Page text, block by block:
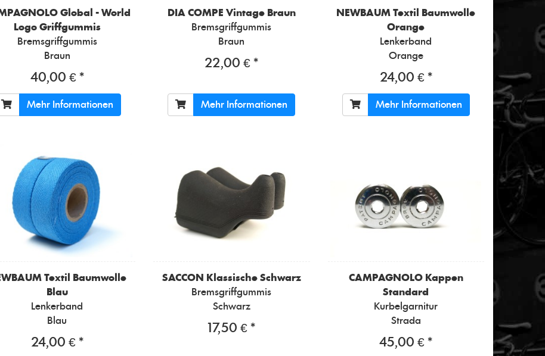
Global - World
Logo Griffgummis
Bremsgriffgummis
Braun
40,00 € *
Mehr Informationen
DIA COMPE Vintage Braun
Bremsgriffgummis
Braun
22,00 € *
Mehr Informationen
NEWBAUM Textil Baumwolle
Orange
Lenkerband
Orange
24,00 € *
Mehr Informationen
Textil Baumwolle
Blau
Lenkerband
Blau
24,00 € *
SACCON
Klassische Schwarz
Bremsgriffgummis
Schwarz
17,50 € *
CAMPAGNOLO Kappen
Standard
Kurbelgarnitur
Strada
45,00 € *